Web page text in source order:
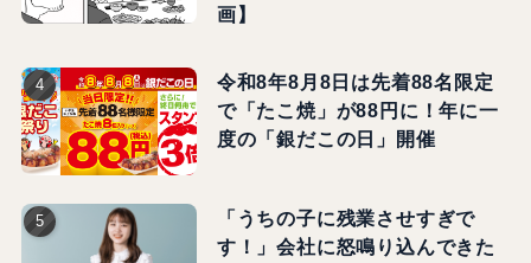
画】
令和8年8月8日は先着88名限定
で「たこ焼」が88円に！年に一
度の「銀だこの日」開催
「うちの子に残業させすぎで
す！」会社に怒鳴り込んできた